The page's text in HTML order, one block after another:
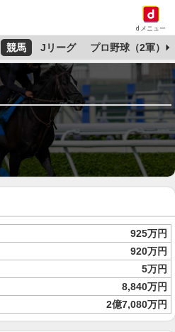
dメニュー
競馬 Jリーグ プロ野球（2軍）
925万円
920万円
5万円
8,840万円
2億7,080万円